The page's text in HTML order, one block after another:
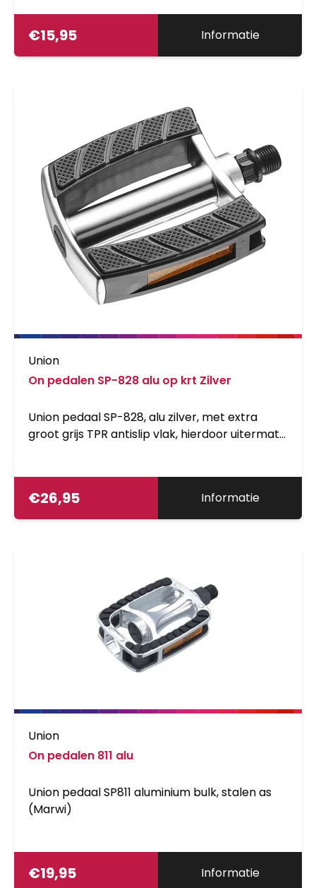
€15,95 Informatie
Union
On pedalen SP-828 alu op krt Zilver
Union pedaal SP-828, alu zilver, met extra
groot grijs TPR antislip vlak, hierdoor uitermate
€26,95 Informatie
Union
On pedalen 811 alu
Union pedaal SP811 aluminium bulk, stalen as
(Marwi)
€19,95 Informatie